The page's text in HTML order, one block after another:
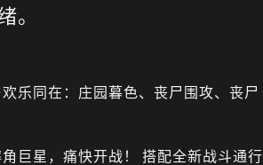
。
乐同在：庄园暮色、丧尸围攻、丧尸
巨星，痛快开战！ 搭配全新战斗通行